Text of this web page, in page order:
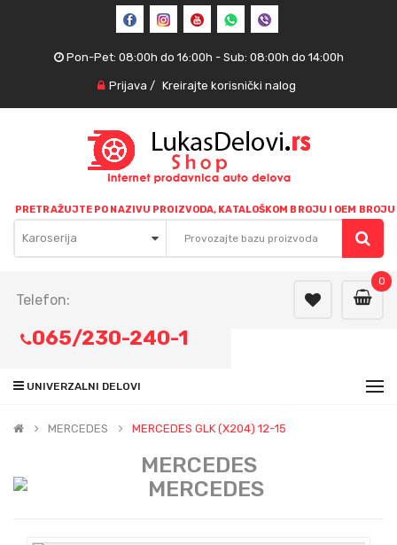
Pon-Pet: 08:00h do 16:00h - Sub: 08:00h do 14:00h
Prijava / Kreirajte korisnički nalog
PRETRAŽUJTE PO NAZIVU PROIZVODA, KATALOŠKOM BROJU I OEM BROJU
Karoserija
0
Telefon:
065/230-240-1
UNIVERZALNI DELOVI
MERCEDES MERCEDES GLK (X204) 12-15
MERCEDES